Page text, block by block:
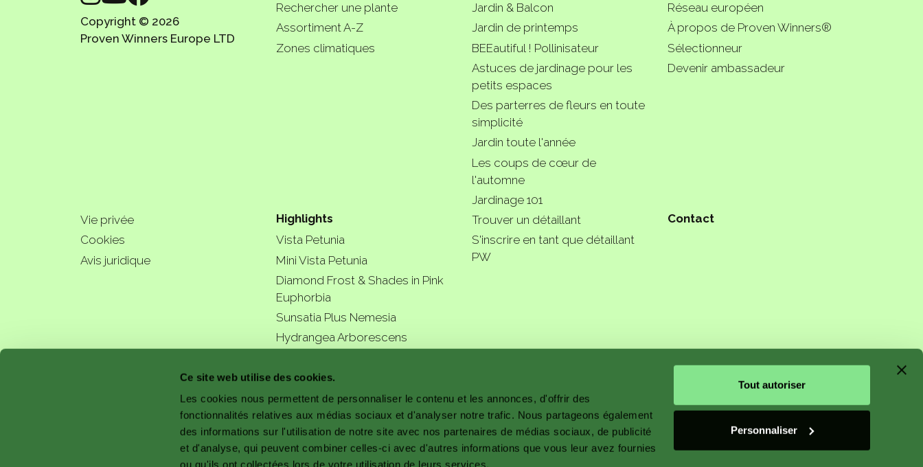
Ce site web utilise des cookies.
Les cookies nous permettent de personnaliser le contenu et les annonces, d'offrir des
fonctionnalités relatives aux médias sociaux et d'analyser notre trafic. Nous partageons également
des informations sur l'utilisation de notre site avec nos partenaires de médias sociaux, de publicité
et d'analyse, qui peuvent combiner celles-ci avec d'autres informations que vous leur avez fournies
ou qu'ils ont collectées lors de votre utilisation de leurs services.
Tout autoriser
Personnaliser
Copyright © 2026
Proven Winners Europe LTD
Rechercher une plante
Assortiment A-Z
Zones climatiques
Jardin & Balcon
Jardin de printemps
BEEautiful ! Pollinisateur
Astuces de jardinage pour les
petits espaces
Des parterres de fleurs en toute
simplicité
Jardin toute l'année
Les coups de cœur de
l'automne
Jardinage 101
Réseau européen
À propos de Proven Winners®
Sélectionneur
Devenir ambassadeur
Vie privée
Cookies
Avis juridique
Highlights
Vista Petunia
Mini Vista Petunia
Diamond Frost & Shades in Pink
Euphorbia
Sunsatia Plus Nemesia
Hydrangea Arborescens
Trouver un détaillant
S'inscrire en tant que détaillant
PW
Contact
a better garden starts